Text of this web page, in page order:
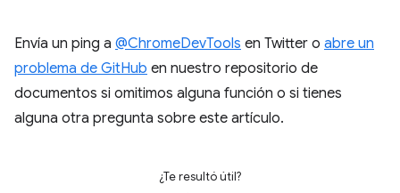
Envía un ping a @ChromeDevTools en Twitter o abre un
problema de GitHub en nuestro repositorio de
documentos si omitimos alguna función o si tienes
alguna otra pregunta sobre este artículo.
¿Te resultó útil?